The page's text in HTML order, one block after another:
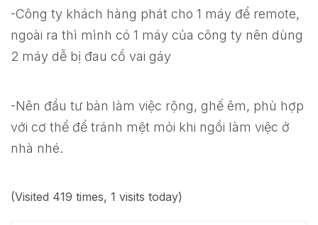
-Công ty khách hàng phát cho 1 máy để remote,
ngoài ra thì mình có 1 máy của công ty nên dùng
2 máy dễ bị đau cổ vai gáy
-Nên đầu tư bàn làm việc rộng, ghế êm, phù hợp
với cơ thể để tránh mệt mỏi khi ngồi làm việc ở
nhà nhé.
(Visited 419 times, 1 visits today)